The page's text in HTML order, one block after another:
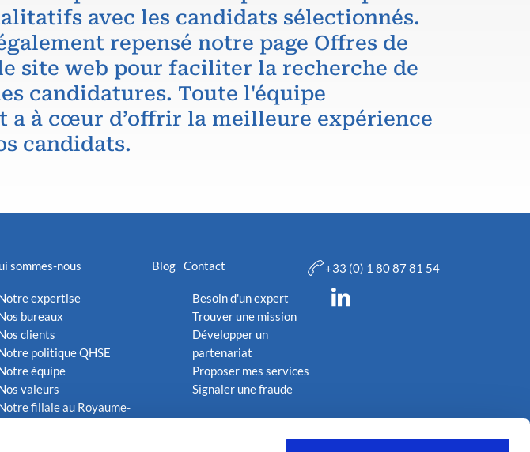
avec les candidats sélectionnés.
repensé notre page Offres de
site web pour faciliter la recherche de
candidatures. Toute l'équipe
a à cœur d’offrir la meilleure expérience
candidats.
sommes-nous
expertise
bureaux
clients
politique QHSE
équipe
valeurs
filiale au Royaume-
Blog Contact
Besoin d'un expert
Trouver une mission
Développer un
partenariat
Proposer mes services
Signaler une fraude
+33 (0) 1 80 87 81 54